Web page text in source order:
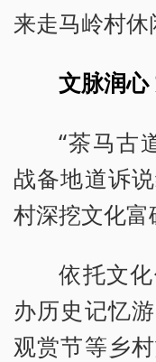
来走马岭村休
文脉润
“茶马古
战备地道诉
村深挖文化富
依托文
办历史记忆
观赏节等乡